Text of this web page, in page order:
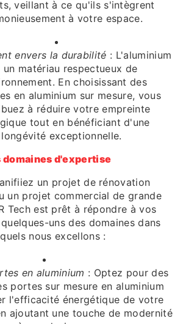
veillant à ce qu'ils s'intègrent
à votre espace.
envers la durabilité : L'aluminium
un matériau respectueux de
En choisissant des
en aluminium sur mesure, vous
à réduire votre empreinte
tout en bénéficiant d'une
longévité exceptionnelle.
domaines d'expertise
un projet de rénovation
un projet commercial de grande
Tech est prêt à répondre à vos
uns des domaines dans
nous excellons :
en aluminium : Optez pour des
portes sur mesure en aluminium
l'efficacité énergétique de votre
ajoutant une touche de modernité